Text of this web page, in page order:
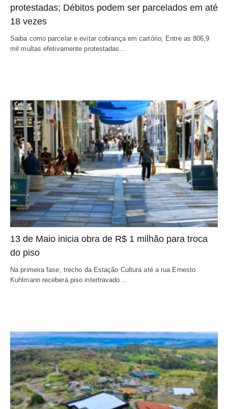
protestadas; Débitos podem ser parcelados em até
18 vezes
Saiba como parcelar e evitar cobrança em cartório; Entre as 806,9
mil multas efetivamente protestadas…
13 de Maio inicia obra de R$ 1 milhão para troca
do piso
Na primeira fase, trecho da Estação Cultura até a rua Ernesto
Kuhlmann receberá piso intertravado…